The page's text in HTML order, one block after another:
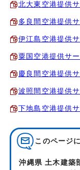
北大東空港提供
多良間空港提供
伊江島空港提供
粟国空港提供サ
慶良間空港提供
波照間空港提供
下地島空港提供
このページ
沖縄県 土木建築